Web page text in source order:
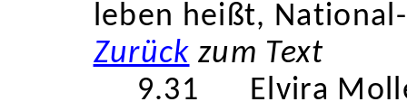
leben heißt,
Zurück zum Text
9.31
Elvira